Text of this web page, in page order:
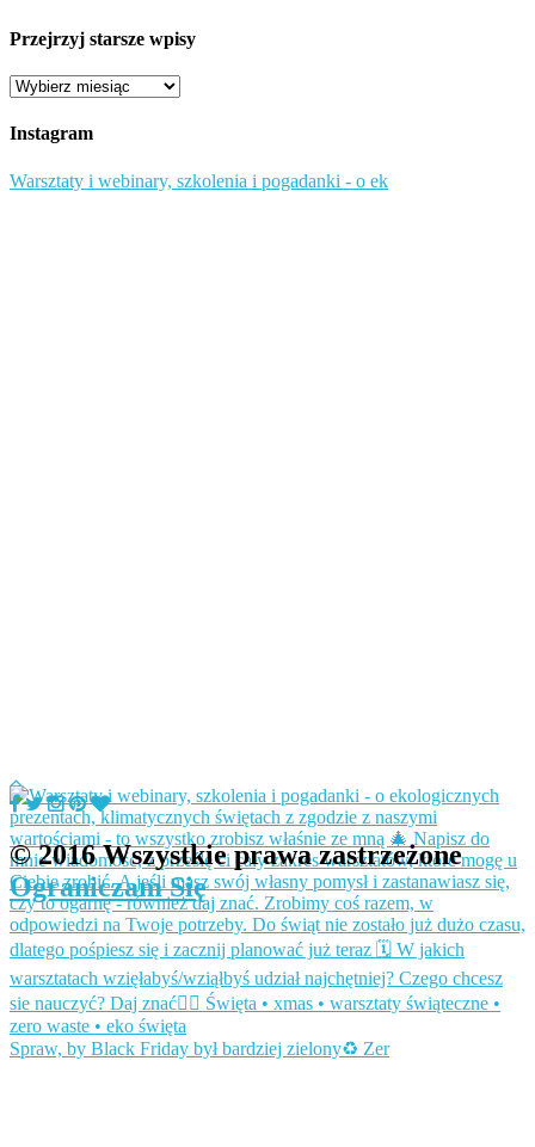
Przejrzyj starsze wpisy
Przejrzyj
wpisy
Instagram
Warsztaty i webinary, szkolenia i pogadanki - o ek
Spraw, by Black Friday był bardziej zielony♻️ Zer
© 2016 Wszystkie prawa zastrzeżone
Ograniczam Się